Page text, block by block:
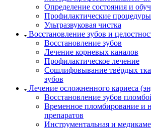
Определение состояния и
Профилактические процедуры
Ультразвуковая чистка
Восстановление зубов и
Восстановление зубов
Лечение корневых каналов
Профилактическое лечение
Сошлифовывание твёрдых
зубов
Лечение осложненного кариеса
Восстановление зубов
Временное пломбирование и
препаратов
Инструментальная и